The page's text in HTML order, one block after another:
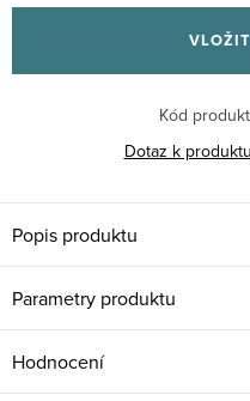
cena:
Kód
Dotaz k produktu
Popis produktu
Parametry produktu
Hodnocení